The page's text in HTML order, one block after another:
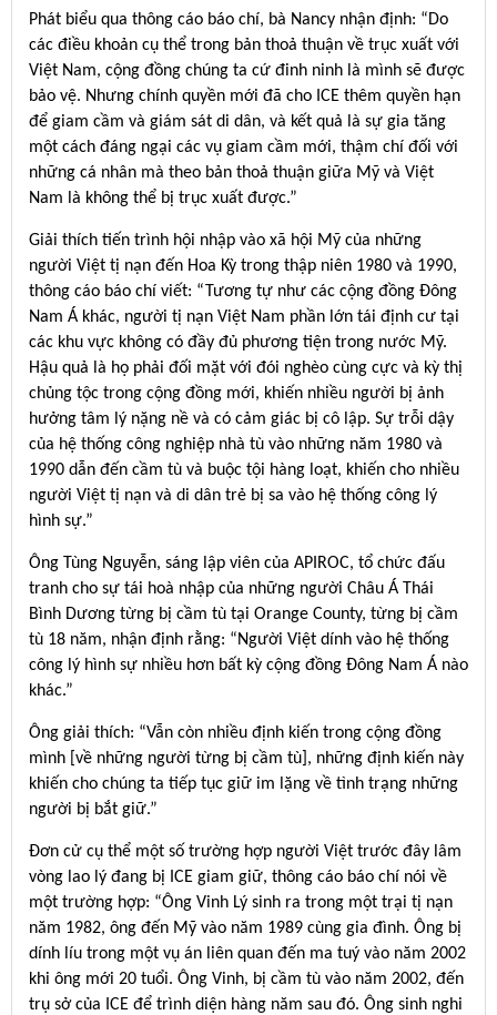
Phát biểu qua thông cáo báo chí, bà Nancy nhận định: “Do
các điều khoản cụ thể trong bản thoả thuận về trục xuất với
Việt Nam, cộng đồng chúng ta cứ đinh ninh là mình sẽ được
bảo vệ. Nhưng chính quyền mới đã cho ICE thêm quyền hạn
để giam cầm và giám sát di dân, và kết quả là sự gia tăng
một cách đáng ngại các vụ giam cầm mới, thậm chí đối với
những cá nhân mà theo bản thoả thuận giữa Mỹ và Việt
Nam là không thể bị trục xuất được.”
Giải thích tiến trình hội nhập vào xã hội Mỹ của những
người Việt tị nạn đến Hoa Kỳ trong thập niên 1980 và 1990,
thông cáo báo chí viết: “Tương tự như các cộng đồng Đông
Nam Á khác, người tị nạn Việt Nam phần lớn tái định cư tại
các khu vực không có đầy đủ phương tiện trong nước Mỹ.
Hậu quả là họ phải đối mặt với đói nghèo cùng cực và kỳ thị
chủng tộc trong cộng đồng mới, khiến nhiều người bị ảnh
hưởng tâm lý nặng nề và có cảm giác bị cô lập. Sự trỗi dậy
của hệ thống công nghiệp nhà tù vào những năm 1980 và
1990 dẫn đến cầm tù và buộc tội hàng loạt, khiến cho nhiều
người Việt tị nạn và di dân trẻ bị sa vào hệ thống công lý
hình sự.”
Ông Tùng Nguyễn, sáng lập viên của APIROC, tổ chức đấu
tranh cho sự tái hoà nhập của những người Châu Á Thái
Bình Dương từng bị cầm tù tại Orange County, từng bị cầm
tù 18 năm, nhận định rằng: “Người Việt dính vào hệ thống
công lý hình sự nhiều hơn bất kỳ cộng đồng Đông Nam Á nào
khác.”
Ông giải thích: “Vẫn còn nhiều định kiến trong cộng đồng
mình [về những người từng bị cầm tù], những định kiến này
khiến cho chúng ta tiếp tục giữ im lặng về tình trạng những
người bị bắt giữ.”
Đơn cử cụ thể một số trường hợp người Việt trước đây lâm
vòng lao lý đang bị ICE giam giữ, thông cáo báo chí nói về
một trường hợp: “Ông Vinh Lý sinh ra trong một trại tị nạn
năm 1982, ông đến Mỹ vào năm 1989 cùng gia đình. Ông bị
dính líu trong một vụ án liên quan đến ma tuý vào năm 2002
khi ông mới 20 tuổi. Ông Vinh, bị cầm tù vào năm 2002, đến
trụ sở của ICE để trình diện hàng năm sau đó. Ông sinh nghi